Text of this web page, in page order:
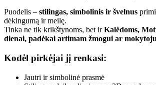
Puodelis – stilingas, simbolinis ir švelnus
dėkingumą ir meilę.
Tinka ne tik krikštynoms, bet irKalėdoms,
dienai, padėkai artimam žmogui ar
Kodėl pirkėjai jį renkasi:
Jautri ir simbolinė prasmė